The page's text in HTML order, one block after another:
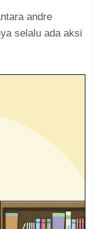
andre
selalu ada aksi